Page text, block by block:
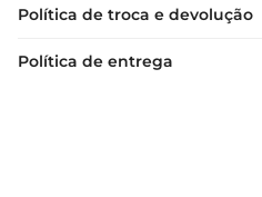
Política de troca e devolução
Política de entrega